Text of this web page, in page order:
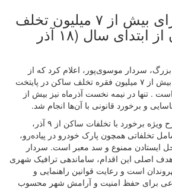
اعمال قانون برای بیش از ۷ میلیون تخلف
ساکن در تهران از ابتدای سال (۱۸ آذر
سردار موسوی‌پور، اعلام کرد که از
ابتدای سال ۱۴۰۴ تاکنون بیش از ۷ میلیون فقره تخلف ساکن در پایتخت
. تنها در نیمه نخست آذرماه نیز بیش از
وی با اشاره به شروع طرح ویژه برخورد با تخلفات ساکن از ۹ آذر،
تخلفاتی همچون پارک خودرو در پیاده‌رو،
ایستادن ممنوع و سد معبر است. سردار
اصلی این اقدام، ساماندهی ترافیک شهری
است و رعایت قوانین راهنمایی و
برای حفظ امنیت و آرامش شهر محسوب